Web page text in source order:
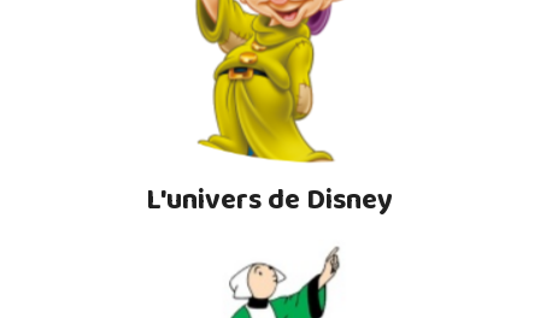
L'univers de Disney